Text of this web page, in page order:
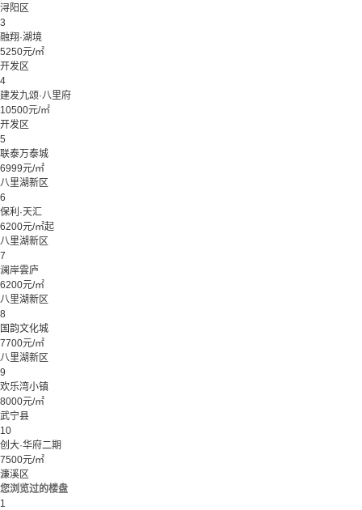
浔阳区
3
融翔·湖境
5250元/㎡
开发区
4
建发九颂·八里府
10500元/㎡
开发区
5
联泰万泰城
6999元/㎡
八里湖新区
6
保利·天汇
6200元/㎡起
八里湖新区
7
澜岸雲庐
6200元/㎡
八里湖新区
8
国韵文化城
7700元/㎡
八里湖新区
9
欢乐湾小镇
8000元/㎡
武宁县
10
创大·华府二期
7500元/㎡
濂溪区
您浏览过的楼盘
1